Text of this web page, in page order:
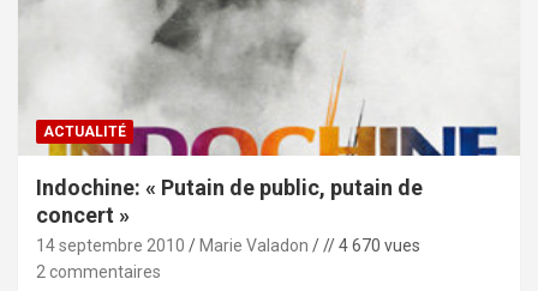
ACTUALITÉ
Indochine: « Putain de public, putain de
concert »
14 septembre 2010 Marie Valadon
// 4 670 vues
2 commentaires